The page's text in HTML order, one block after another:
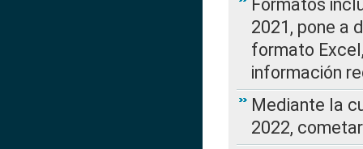
Formatos
2021, pone a
formato
información
Mediante la
2022,